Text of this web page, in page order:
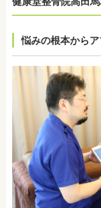
悩みの根本から